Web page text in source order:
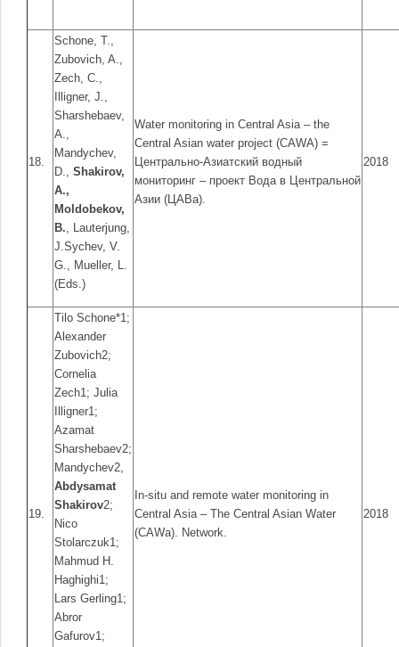
18.
Schone, T.,
Zubovich, A.,
Zech, C.,
Illigner, J.,
Sharshebaev,
A.,
Mandychev,
D., Shakirov,
A.,
Moldobekov,
B., Lauterjung,
J.Sychev, V.
G., Mueller, L.
(Eds.)
Water monitoring in Central Asia – the
Central Asian water project (CAWA) =
Центрально-Азиатский водный
мониторинг – проект Вода в Центральной
Азии (ЦАВа).
2018
19.
Tilo Schone*1;
Alexander
Zubovich2;
Cornelia
Zech1; Julia
Illigner1;
Azamat
Sharshebaev2;
Mandychev2,
Abdysamat
Shakirov2;
Nico
Stolarczuk1;
Mahmud H.
Haghighi1;
Lars Gerling1;
Abror
Gafurov1;
In-situ and remote water monitoring in
Central Asia – The Central Asian Water
(CAWa). Network.
2018